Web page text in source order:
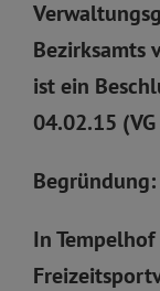
Bezirksamts
ist ein
04.02.15
Begründung:
In